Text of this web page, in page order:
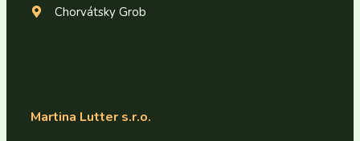
Chorvátsky Grob
Martina Lutter s.r.o.